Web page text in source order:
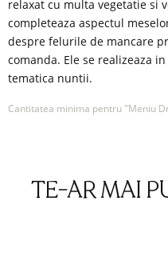
relaxat cu multa vegetatie si
completeaza aspectul
despre felurile de mancare
comanda. Ele se realizeaza
tematica nuntii.
Cantitatea minima pentru "Meniu
TE-AR MAI